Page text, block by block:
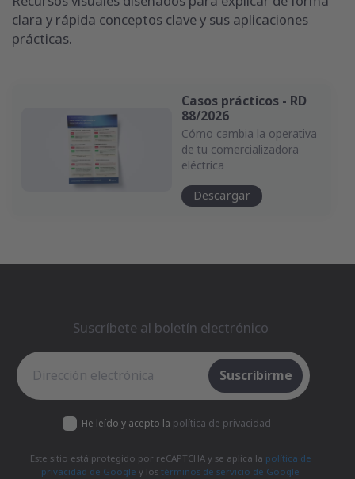
clara y rápida conceptos clave y sus aplicaciones
prácticas.
Casos prácticos - RD
88/2026
Cómo cambia la operativa
de tu comercializadora
eléctrica
Descargar
Suscríbete al boletín electrónico
Suscribirme
He leído y acepto la política de privacidad
Este sitio está protegido por reCAPTCHA y se aplica la política de
privacidad de Google y lostérminos de servicio de Google